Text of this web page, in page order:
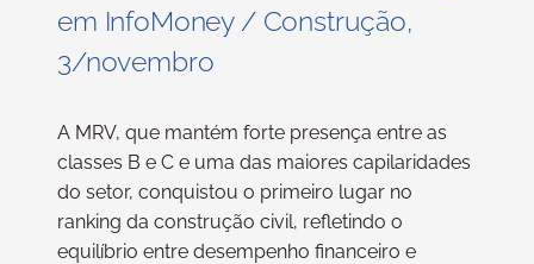
em InfoMoney / Construção,
3/novembro
A MRV, que mantém forte presença entre as
classes B e C e uma das maiores capilaridades
do setor, conquistou o primeiro lugar no
ranking da construção civil, refletindo o
equilíbrio entre desempenho financeiro e